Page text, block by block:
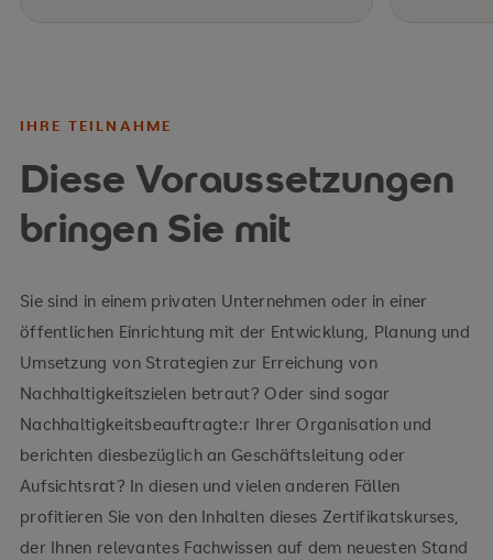
IHRE TEILNAHME
Diese Voraussetzungen
bringen Sie mit
Sie sind in einem privaten Unternehmen oder in einer
öffentlichen Einrichtung mit der Entwicklung, Planung und
Umsetzung von Strategien zur Erreichung von
Nachhaltigkeitszielen betraut? Oder sind sogar
Nachhaltigkeitsbeauftragte:r Ihrer Organisation und
berichten diesbezüglich an Geschäftsleitung oder
Aufsichtsrat? In diesen und vielen anderen Fällen
profitieren Sie von den Inhalten dieses Zertifikatskurses,
der Ihnen relevantes Fachwissen auf dem neuesten Stand